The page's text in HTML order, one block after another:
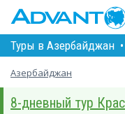
Туры в Азербайджан •
Азербайджан
8-дневный тур